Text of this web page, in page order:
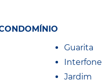
Guarita
Interfone
Jardim